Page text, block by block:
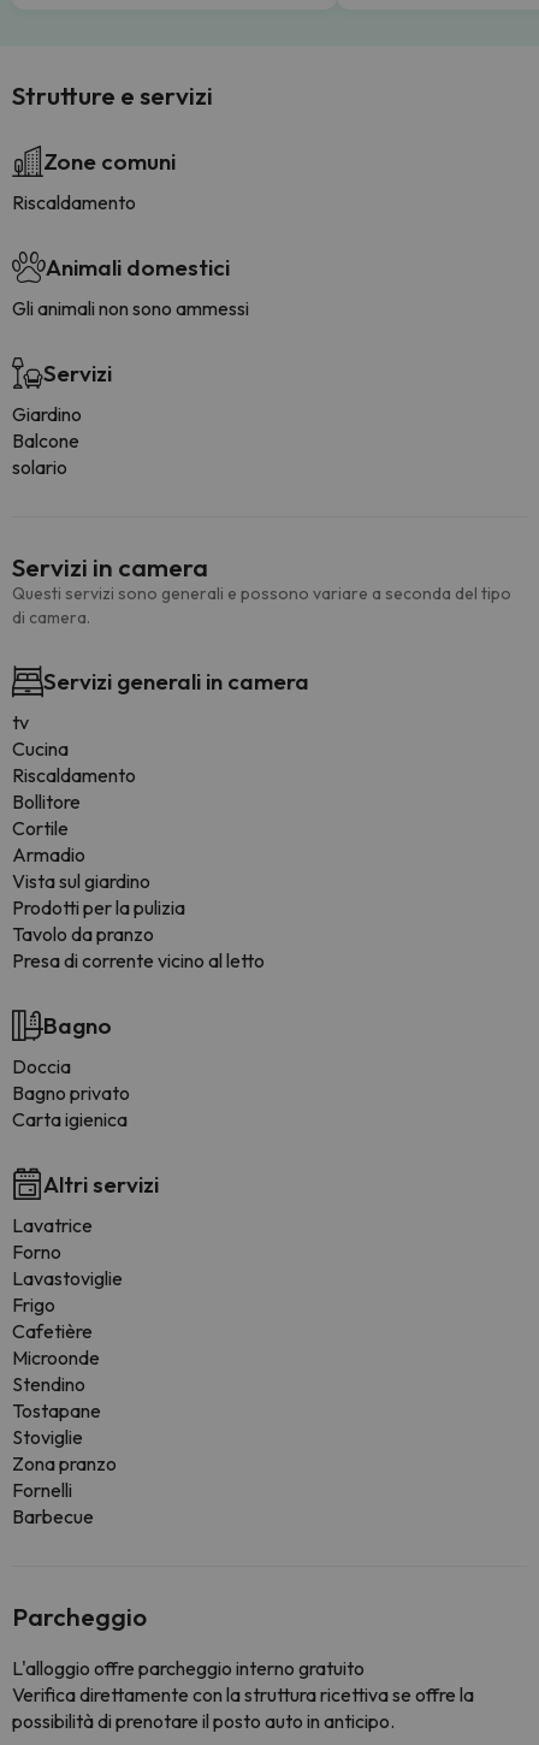
Strutture e servizi
Zone comuni
Riscaldamento
Animali domestici
Gli animali non sono ammessi
Servizi
Giardino
Balcone
solario
Servizi in camera
Questi servizi sono generali e possono variare a seconda del tipo
di camera.
Servizi generali in camera
tv
Cucina
Riscaldamento
Bollitore
Cortile
Armadio
Vista sul giardino
Prodotti per la pulizia
Tavolo da pranzo
Presa di corrente vicino al letto
Bagno
Doccia
Bagno privato
Carta igienica
Altri servizi
Lavatrice
Forno
Lavastoviglie
Frigo
Cafetière
Microonde
Stendino
Tostapane
Stoviglie
Zona pranzo
Fornelli
Barbecue
Parcheggio
L'alloggio offre parcheggio interno gratuito
Verifica direttamente con la struttura ricettiva se offre la
possibilità di prenotare il posto auto in anticipo.